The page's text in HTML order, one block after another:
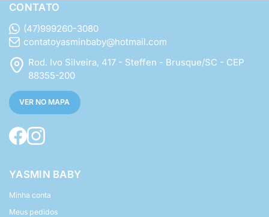
CONTATO
(47)999260-3080
contatoyasminbaby@hotmail.com
Rod. Ivo Silveira, 417 - Steffen - Brusque/SC - CEP
88355-200
VER NO MAPA
YASMIN BABY
Minha conta
Meus pedidos